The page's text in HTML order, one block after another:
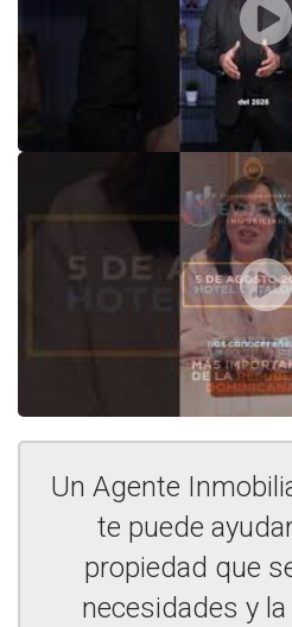
Un Agente
te puede
propiedad que
necesidades y